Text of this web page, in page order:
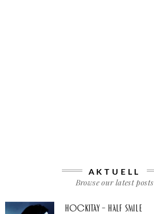
AKTUELL
Browse our latest posts
Hockitay – half smile